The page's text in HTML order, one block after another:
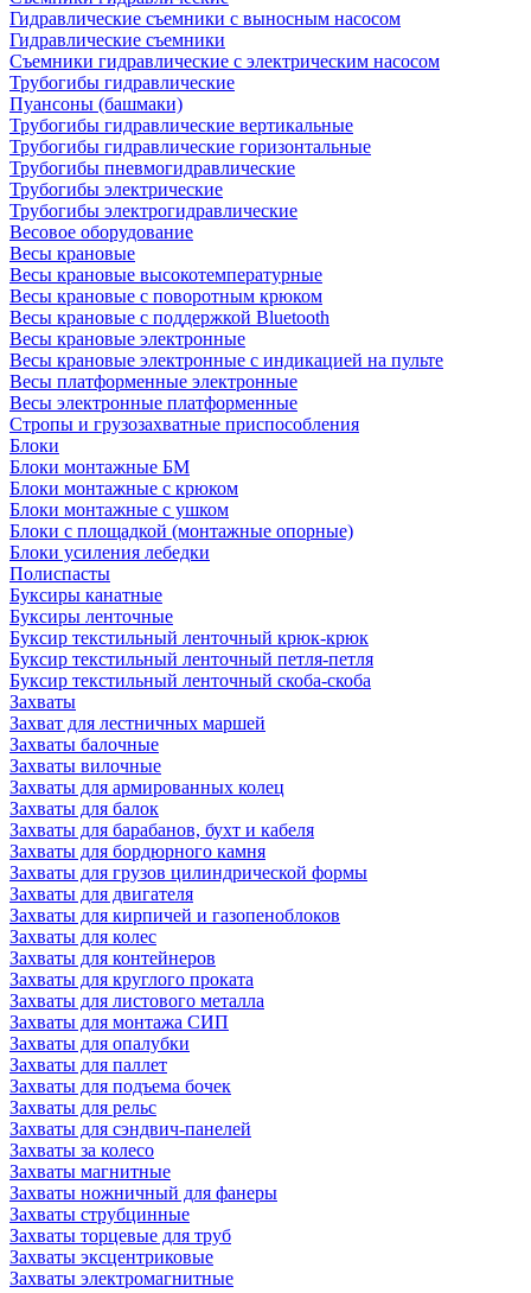
Гидравлические cъемники с выносным насосом
Гидравлические съемники
Съемники гидравлические с электрическим насосом
Трубогибы гидравлические
Пуансоны (башмаки)
Трубогибы гидравлические вертикальные
Трубогибы гидравлические горизонтальные
Трубогибы пневмогидравлические
Трубогибы электрические
Трубогибы электрогидравлические
Весовое оборудование
Весы крановые
Весы крановые высокотемпературные
Весы крановые с поворотным крюком
Весы крановые с поддержкой Bluetooth
Весы крановые электронные
Весы крановые электронные с индикацией на пульте
Весы платформенные электронные
Весы электронные платформенные
Стропы и грузозахватные приспособления
Блоки
Блоки монтажные БМ
Блоки монтажные с крюком
Блоки монтажные с ушком
Блоки с площадкой (монтажные опорные)
Блоки усиления лебедки
Полиспасты
Буксиры канатные
Буксиры ленточные
Буксир текстильный ленточный крюк-крюк
Буксир текстильный ленточный петля-петля
Буксир текстильный ленточный скоба-скоба
Захваты
Захват для лестничных маршей
Захваты балочные
Захваты вилочные
Захваты для армированных колец
Захваты для балок
Захваты для барабанов, бухт и кабеля
Захваты для бордюрного камня
Захваты для грузов цилиндрической формы
Захваты для двигателя
Захваты для кирпичей и газопеноблоков
Захваты для колес
Захваты для контейнеров
Захваты для круглого проката
Захваты для листового металла
Захваты для монтажа СИП
Захваты для опалубки
Захваты для паллет
Захваты для подъема бочек
Захваты для рельс
Захваты для сэндвич-панелей
Захваты за колесо
Захваты магнитные
Захваты ножничный для фанеры
Захваты струбцинные
Захваты торцевые для труб
Захваты эксцентриковые
Захваты электромагнитные